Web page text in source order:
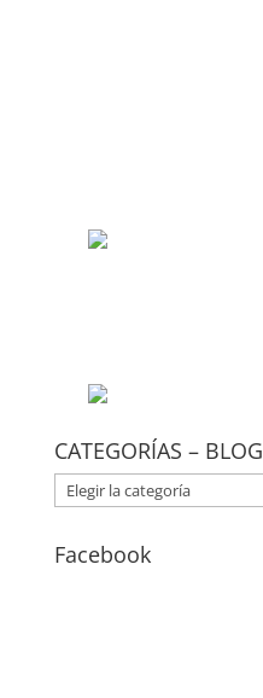
CATEGORÍAS – BLOG
CATEGORÍAS
–
Facebook